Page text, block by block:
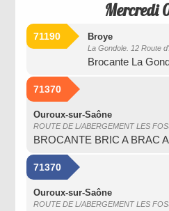
Mercredi
71190 Broye
La Gondole. 12 Route
Brocante La
71370
Ouroux-sur-Saône
ROUTE DE L/ABERGEMENT LES
BROCANTE BRIC A BRAC
71370
Ouroux-sur-Saône
ROUTE DE L/ABERGEMENT LES